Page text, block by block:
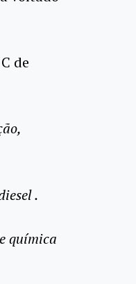
de
.
química